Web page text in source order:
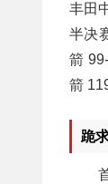
丰田
半决
箭
箭
跪